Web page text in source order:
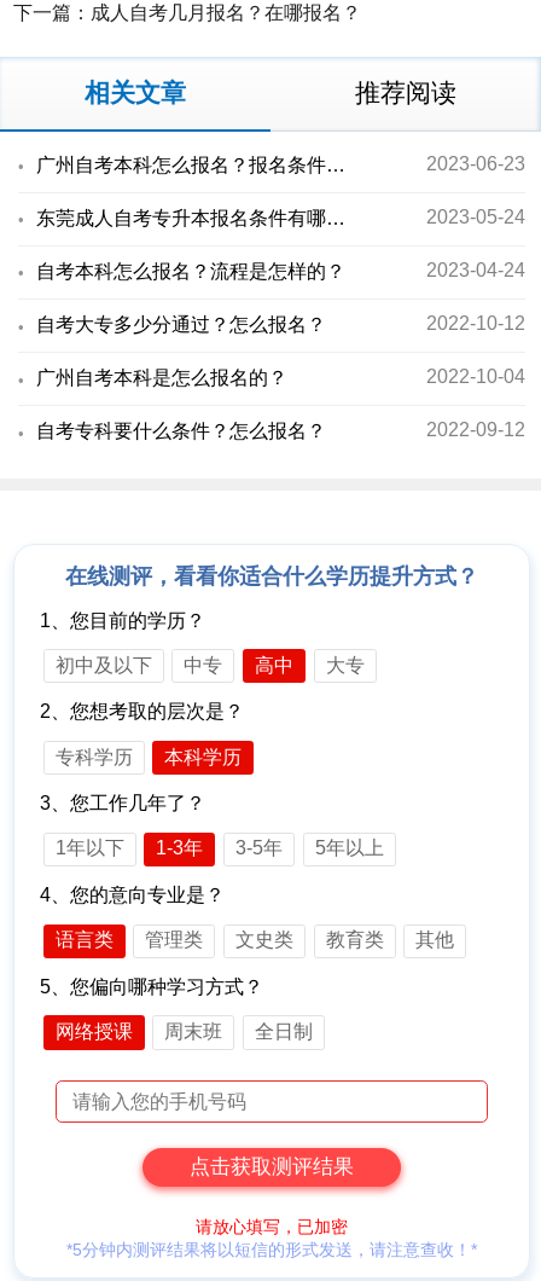
下一篇： 成人自考几月报名？在哪报名？
相关文章 推荐阅读
广州自考本科怎么报名？报名条件是什么？ 2023-06-23
东莞成人自考专升本报名条件有哪些？ 2023-05-24
自考本科怎么报名？流程是怎样的？ 2023-04-24
自考大专多少分通过？怎么报名？ 2022-10-12
广州自考本科是怎么报名的？ 2022-10-04
自考专科要什么条件？怎么报名？ 2022-09-12
在线测评，看看你适合什么学历提升方式？
1、您目前的学历？
初中及以下 中专 高中 大专
2、您想考取的层次是？
专科学历 本科学历
3、您工作几年了？
1年以下 1-3年 3-5年 5年以上
4、您的意向专业是？
语言类 管理类 文史类 教育类 其他
5、您偏向哪种学习方式？
网络授课 周末班 全日制
请放心填写，已加密
*5分钟内测评结果将以短信的形式发送，请注意查收！*